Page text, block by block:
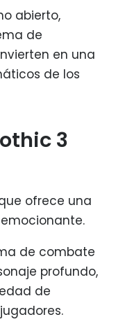
abierto,
de
en una
de los
3
ofrece una
de combate
profundo,
de